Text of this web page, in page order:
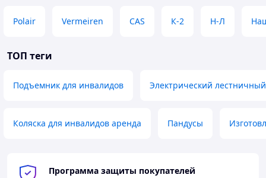
Polair Vermeiren CAS К-2 Н-Л
ТОП теги
Подъемник для инвалидов Электрический
Коляска для инвалидов аренда Пандусы
Программа защиты покупателей